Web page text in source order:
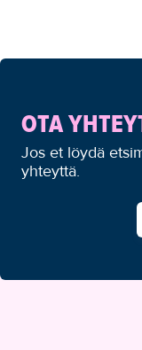
OTA
Jos et löydä
yhteyttä.